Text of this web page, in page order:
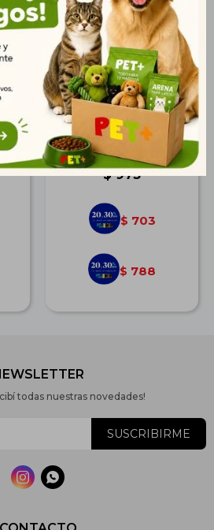
Correa Retráctil Fida
Styleash XS Negra
$ 973
$ 703
$ 788
todas nuestras novedades!
SUSCRIBIRME
 